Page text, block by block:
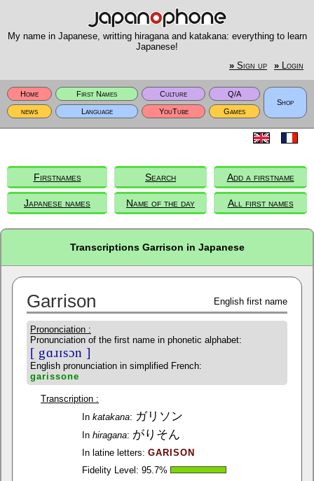
My name in Japanese, writting hiragana and katakana: everything to learn
Japanese!
» Sign up » Login
Home First Names Culture
Q/A
Shop
news
Language YouTube Games
Firstnames Search Add a firstname
Japanese names Name of the day All first names
Transcriptions Garrison in Japanese
Garrison English first name
Prononciation :
Pronunciation of the first name in phonetic alphabet:
[ gɑɹɪsɔn ]
English pronunciation in simplified French:
garissone
Transcription :
In katakana: ガリソン
In hiragana: がりそん
In latine letters: GARISON
Fidelity Level: 95.7%